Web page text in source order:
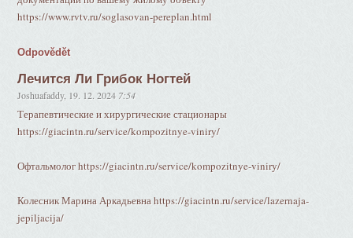
https://www.rvtv.ru/soglasovan-pereplan.html
Odpovědět
Лечится Ли Грибок Ногтей
Joshuafaddy, 19. 12. 2024 7:54
Терапевтические и хирургические стационары
https://giacintn.ru/service/kompozitnye-viniry/
Офтальмолог https://giacintn.ru/service/kompozitnye-viniry/
Колесник Марина Аркадьевна https://giacintn.ru/service/lazernaja-
jepiljacija/